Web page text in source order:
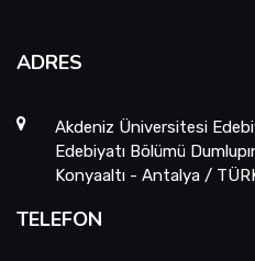
ADRES
Akdeniz Üniversitesi
Edebiyatı Bölümü
Konyaaltı - Antalya /
TELEFON